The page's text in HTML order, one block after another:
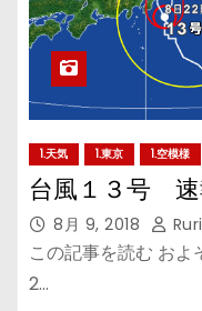
1.天気 1.東京 1.空模様
台風１３号 速
8月 9, 2018
この記事を読む およ
2…